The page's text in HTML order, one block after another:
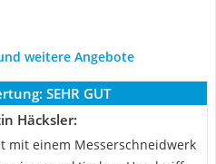
weitere Angebote
SEHR GUT
Häcksler:
mit einem Messerschneidwerk